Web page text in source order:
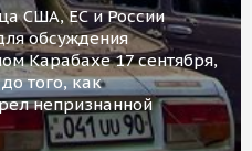
США, ЕС и России
обсуждения
Карабахе 17 сентября,
того, как
непризнанной